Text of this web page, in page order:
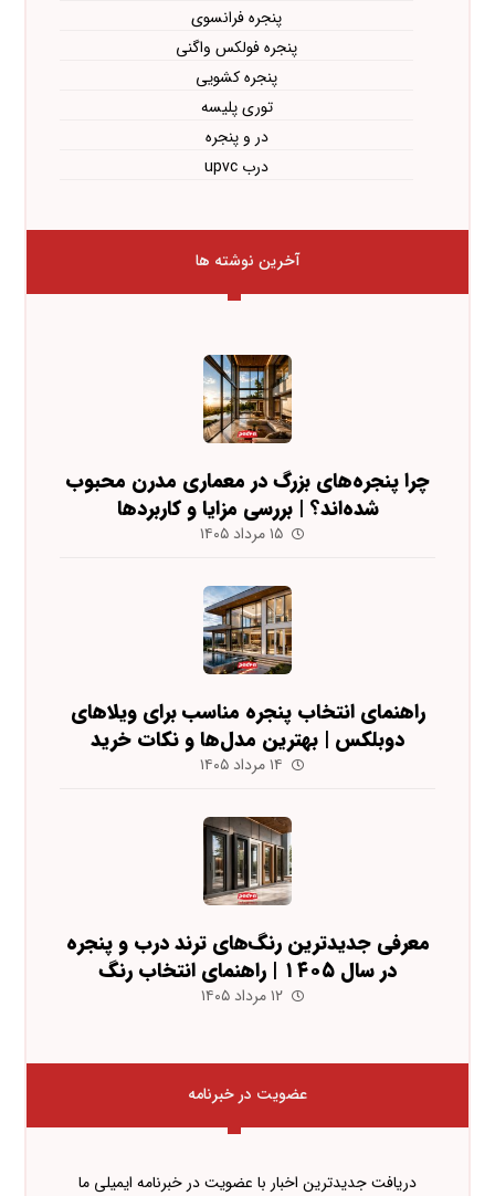
پنجره فرانسوی
پنجره فولکس واگنی
پنجره کشویی
توری پلیسه
در و پنجره
درب upvc
آخرین نوشته ها
چرا پنجره‌های بزرگ در معماری مدرن محبوب
شده‌اند؟ | بررسی مزایا و کاربردها
۱۵ مرداد ۱۴۰۵
راهنمای انتخاب پنجره مناسب برای ویلاهای
دوبلکس | بهترین مدل‌ها و نکات خرید
۱۴ مرداد ۱۴۰۵
معرفی جدیدترین رنگ‌های ترند درب و پنجره
در سال ۱۴۰۵ | راهنمای انتخاب رنگ
۱۲ مرداد ۱۴۰۵
عضویت در خبرنامه
دریافت جدیدترین اخبار با عضویت در خبرنامه ایمیلی ما